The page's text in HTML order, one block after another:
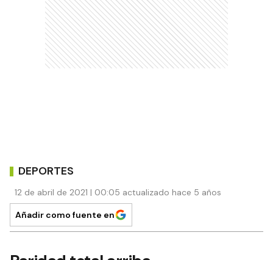
DEPORTES
12 de abril de 2021 | 00:05 actualizado hace 5 años
Añadir como fuente en